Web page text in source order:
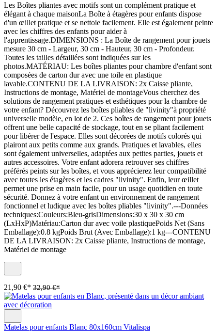
Les Boîtes pliantes avec motifs sont un complément pratique et
élégant à chaque maisonLa Boîte à étagères pour enfants dispose
d'un œillet pratique et se nettoie facilement. Elle est également peinte
avec les chiffres des enfants pour aider à
l'apprentissage.DIMENSIONS : La Boîte de rangement pour jouets
mesure 30 cm - Largeur, 30 cm - Hauteur, 30 cm - Profondeur.
Toutes les tailles détaillées sont indiquées sur les
photos.MATÉRIAU: Les boîtes pliantes pour chambre d'enfant sont
composées de carton dur avec une toile en plastique
lavable.CONTENU DE LA LIVRAISON: 2x Caisse pliante,
Instructions de montage, Matériel de montageVous cherchez des
solutions de rangement pratiques et esthétiques pour la chambre de
votre enfant? Découvrez les boîtes pliables de "livinity"à propriété
universelle modèle, en lot de 2. Ces boîtes de rangement pour jouets
offrent une belle capacité de stockage, tout en se pliant facilement
pour libérer de l'espace. Elles sont décorées de motifs colorés qui
plairont aux petits comme aux grands. Pratiques et lavables, elles
sont également universelles, adaptées aux petites parties, jouets et
autres accessoires. Votre enfant adorera retrouver ses chiffres
préférés peints sur les boîtes, et vous apprécierez leur compatibilité
avec toutes les étagères et les cadres "livinity". Enfin, leur œillet
permet une prise en main facile, pour un usage quotidien en toute
sécurité. Donnez à votre enfant un environnement de rangement
fonctionnel et ludique avec les boîtes pliables "livinity".---Données
techniques:Couleurs:Bleu-grisDimensions:30 x 30 x 30 cm
(LxHxP)Matériau:Carton dur avec voile plastiquePoids Net (Sans
Emballage):0.8 kgPoids Brut (Avec Emballage):1 kg---CONTENU
DE LA LIVRAISON: 2x Caisse pliante, Instructions de montage,
Matériel de montage
21,90 €* 32,90 €*
Matelas pour enfants Blanc 80x160cm Vitalispa